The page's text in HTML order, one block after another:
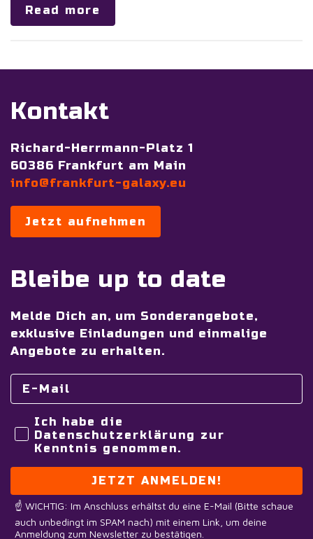
Read more
Kontakt
Richard-Herrmann-Platz 1
60386 Frankfurt am Main
info@frankfurt-galaxy.eu
Jetzt aufnehmen
Bleibe up to date
Melde Dich an, um Sonderangebote,
exklusive Einladungen und einmalige
Angebote zu erhalten.
Ich habe die
Datenschutzerklärung zur
Kenntnis genommen.
JETZT ANMELDEN!
☝️ WICHTIG: Im Anschluss erhältst du eine E-Mail (Bitte schaue
auch unbedingt im SPAM nach) mit einem Link, um deine
Anmeldung zum Newsletter zu bestätigen.